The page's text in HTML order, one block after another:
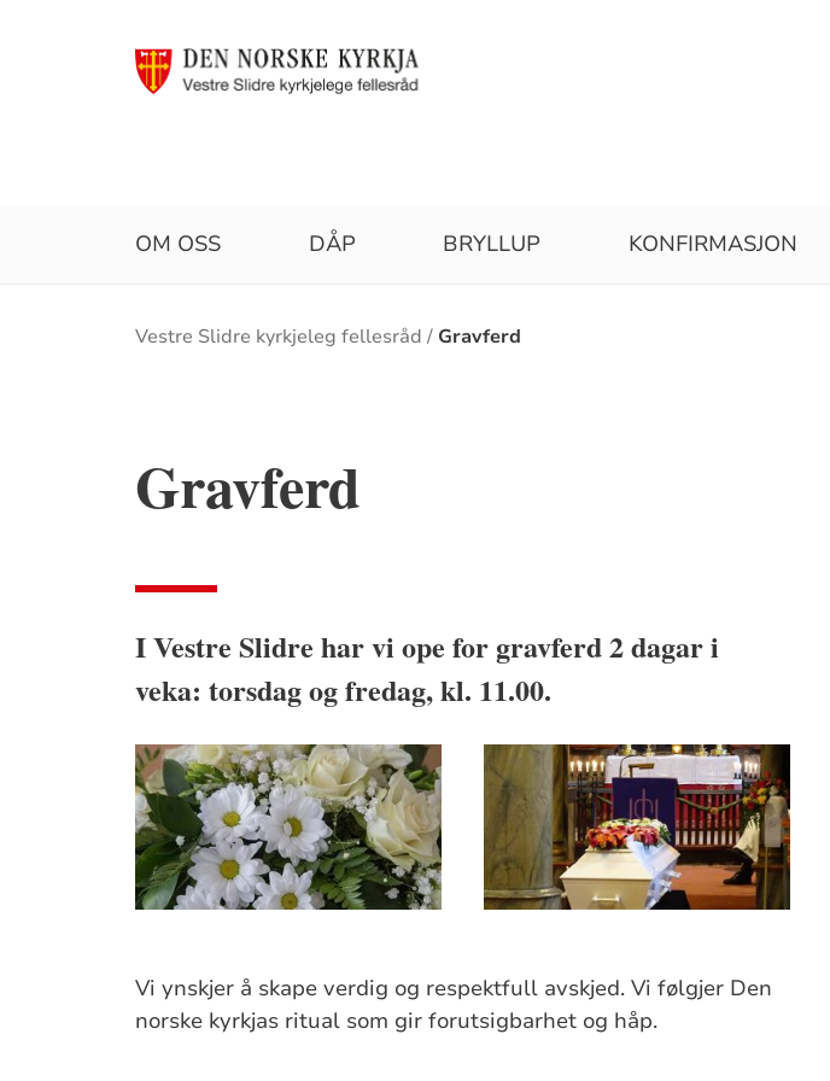
OM OSS DÅP BRYLLUP KONFIRMASJON
Brødsmulesti
Vestre Slidre kyrkjeleg fellesråd Gravferd
Gravferd
I Vestre Slidre har vi ope for gravferd 2 dagar i
veka: torsdag og fredag, kl. 11.00.
Vi ynskjer å skape verdig og respektfull avskjed. Vi følgjer Den
norske kyrkjas ritual som gir forutsigbarhet og håp.